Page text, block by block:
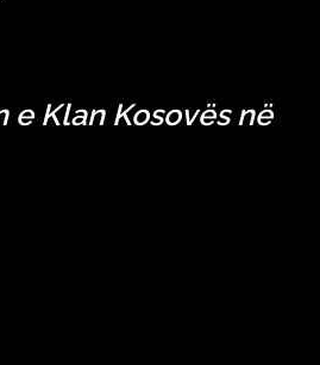
Klan Kosovës në